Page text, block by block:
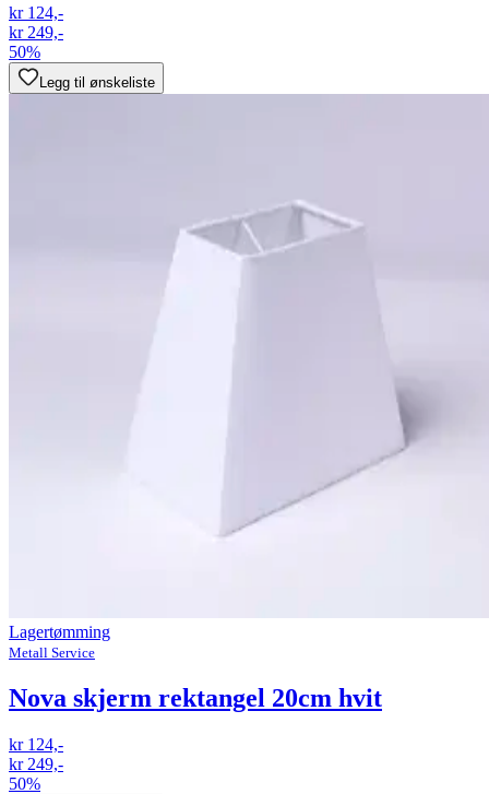
kr 124,-
kr 249,-
50%
Legg til ønskeliste
Lagertømming
Metall Service
Nova skjerm rektangel 20cm hvit
kr 124,-
kr 249,-
50%